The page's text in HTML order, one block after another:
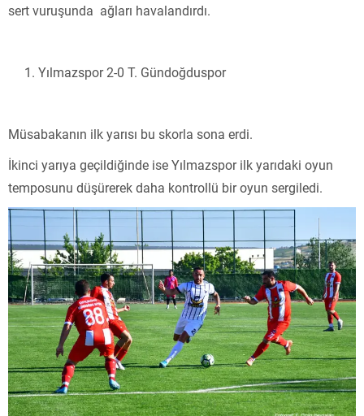
sert vuruşunda ağları havalandırdı.
Yılmazspor 2-0 T. Gündoğduspor
Müsabakanın ilk yarısı bu skorla sona erdi.
İkinci yarıya geçildiğinde ise Yılmazspor ilk yarıdaki oyun
temposunu düşürerek daha kontrollü bir oyun sergiledi.